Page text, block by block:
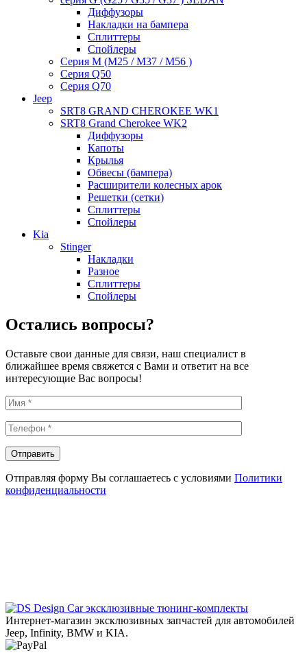
Диффузоры
Накладки на бампера
Сплиттеры
Спойлеры
Серия M (M25 / M37 / M56 )
Серия Q50
Серия Q70
Jeep
SRT8 GRAND CHEROKEE WK1
SRT8 Grand Cherokee WK2
Диффузоры
Капоты
Крылья
Обвесы (бампера)
Расширители колесных арок
Решетки (сетки)
Сплиттеры
Спойлеры
Kia
Stinger
Накладки
Разное
Сплиттеры
Спойлеры
Остались вопросы?
Оставьте свои данные для связи, наш специалист в
ближайшее время свяжется с Вами и ответит на все
интересующие Вас вопросы!
Отправляя форму Вы соглашаетесь с условиями Политики
конфиденциальности
эксклюзивные тюнинг-комплекты
Интернет-магазин эксклюзивных запчастей для автомобилей
Jeep, Infinity, BMW и KIA.